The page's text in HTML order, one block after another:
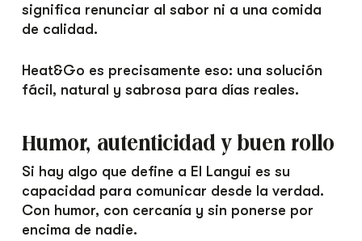
significa renunciar al sabor ni a una comida
de calidad.
Heat&Go es precisamente eso: una solución
fácil, natural y sabrosa para días reales.
Humor, autenticidad y buen rollo
Si hay algo que define a El Langui es su
capacidad para comunicar desde la verdad.
Con humor, con cercanía y sin ponerse por
encima de nadie.